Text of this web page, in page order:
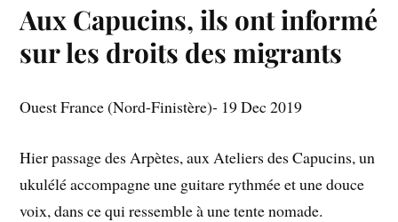
Aux Capucins, ils ont informé
sur les droits des migrants
Ouest France (Nord-Finistère)- 19 Dec 2019
Hier passage des Arpètes, aux Ateliers des Capucins, un
ukulélé accompagne une guitare rythmée et une douce
voix, dans ce qui ressemble à une tente nomade.